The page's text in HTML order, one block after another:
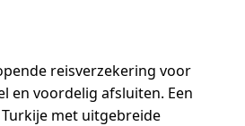
reisverzekering voor
en voordelig afsluiten. Een
met uitgebreide